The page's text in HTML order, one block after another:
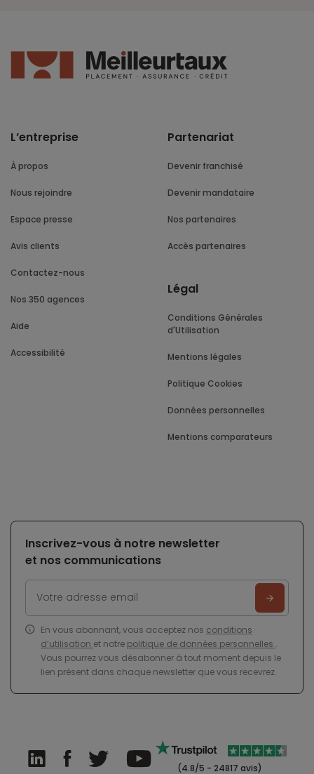
L’entreprise
À propos
Nous rejoindre
Espace presse
Avis clients
Contactez-nous
Nos 350 agences
Aide
Accessibilité
Partenariat
Devenir franchisé
Devenir mandataire
Nos partenaires
Accès partenaires
Légal
Conditions Générales
d'Utilisation
Mentions légales
Politique Cookies
Données personnelles
Mentions comparateurs
Inscrivez-vous à notre newsletter
et nos communications
En vous abonnant, vous acceptez nos conditions
d’utilisation et notre politique de données personnelles .
Vous pourrez vous désabonner à tout moment depuis le
lien présent dans chaque newsletter que vous recevrez.
(4.8/5 - 24817 avis)